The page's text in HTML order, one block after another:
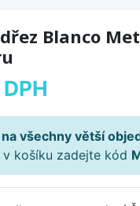
Blanco
na všechny větší
košíku zadejte kód